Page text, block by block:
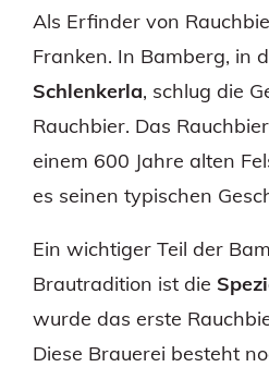
Als Erfinder von
Franken. In Bamberg, in
Schlenkerla, schlug die
Rauchbier. Das
einem 600 Jahre alten
es seinen typischen
Ein wichtiger Teil der
Brautradition ist die
wurde das erste
Diese Brauerei besteht